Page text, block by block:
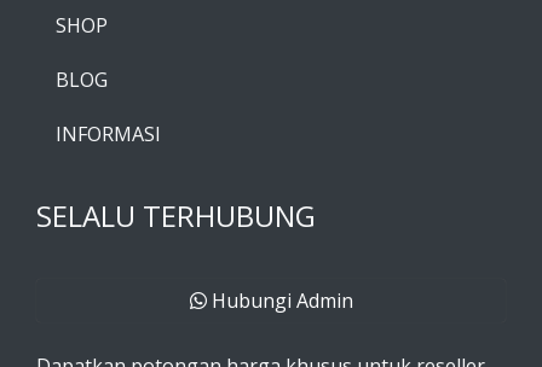
SHOP
BLOG
INFORMASI
SELALU TERHUBUNG
Hubungi Admin